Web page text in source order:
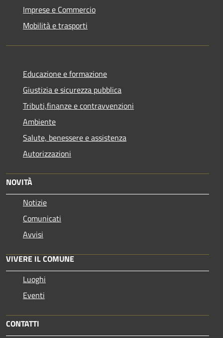
Imprese e Commercio
Mobilità e trasporti
Educazione e formazione
Giustizia e sicurezza pubblica
Tributi,finanze e contravvenzioni
Ambiente
Salute, benessere e assistenza
Autorizzazioni
NOVITÀ
Notizie
Comunicati
Avvisi
VIVERE IL COMUNE
Luoghi
Eventi
CONTATTI